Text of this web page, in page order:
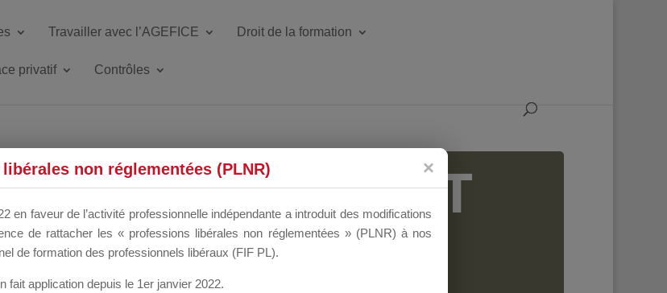
Travailler avec l’AGEFICE Droit de la formation
privatif Contrôles
DU DIRIGEANT
non réglementées (PLNR)
en faveur de l’activité professionnelle indépendante a introduit des modifications
de rattacher les « professions libérales non réglementées » (PLNR) à nos
de formation des professionnels libéraux (FIF PL).
fait application depuis le 1er janvier 2022.